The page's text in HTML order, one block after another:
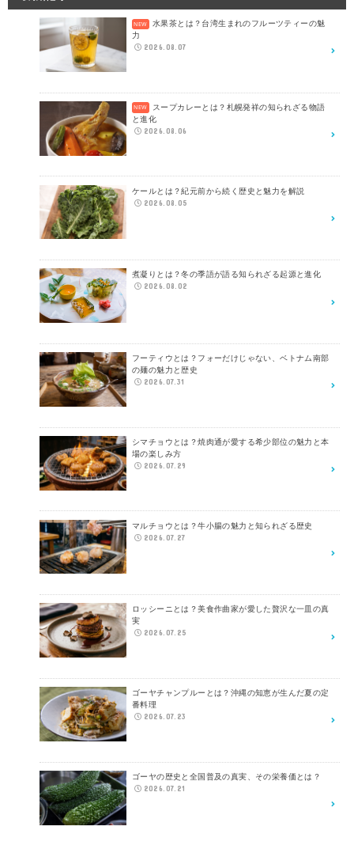
水果茶とは？台湾生まれのフルーツティーの魅
力
2026.08.07
スープカレーとは？札幌発祥の知られざる物語
と進化
2026.08.06
ケールとは？紀元前から続く歴史と魅力を解説
2026.08.05
煮凝りとは？冬の季語が語る知られざる起源と進化
2026.08.02
フーティウとは？フォーだけじゃない、ベトナム南部
の麺の魅力と歴史
2026.07.31
シマチョウとは？焼肉通が愛する希少部位の魅力と本
場の楽しみ方
2026.07.29
マルチョウとは？牛小腸の魅力と知られざる歴史
2026.07.27
ロッシーニとは？美食作曲家が愛した贅沢な一皿の真
実
2026.07.25
ゴーヤチャンプルーとは？沖縄の知恵が生んだ夏の定
番料理
2026.07.23
ゴーヤの歴史と全国普及の真実、その栄養価とは？
2026.07.21